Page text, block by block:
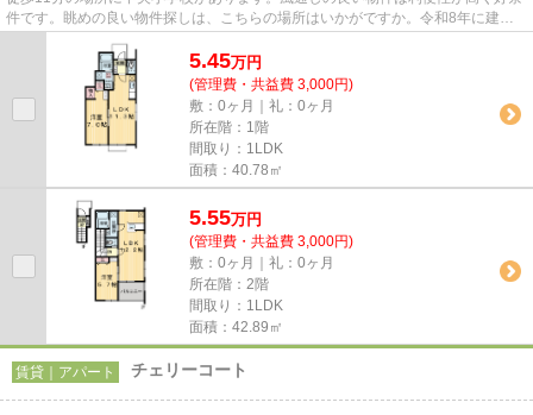
件です。眺めの良い物件探しは、こちらの場所はいかがですか。令和8年に建設
5.45万円
(管理費・共益費 3,000円)
敷：0ヶ月｜礼：0ヶ月
所在階：1階
間取り：1LDK
面積：40.78㎡
5.55万円
(管理費・共益費 3,000円)
敷：0ヶ月｜礼：0ヶ月
所在階：2階
間取り：1LDK
面積：42.89㎡
賃貸｜アパート チェリーコート